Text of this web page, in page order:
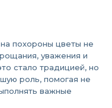
похороны цветы не
уважения и
стало традицией, но
роль, помогая не
важные